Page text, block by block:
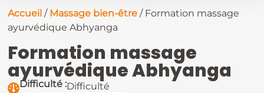
Accueil / Massage bien-être / Formation massage
ayurvédique Abhyanga
Formation massage
ayurvédique Abhyanga
Difficulté :Difficulté